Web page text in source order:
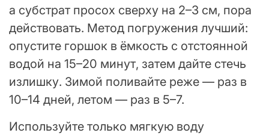
а субстрат просох сверху на 2–3 см, пора
действовать. Метод погружения лучший:
опустите горшок в ёмкость с отстоянной
водой на 15–20 минут, затем дайте стечь
излишку. Зимой поливайте реже — раз в
10–14 дней, летом — раз в 5–7.
Используйте только мягкую воду